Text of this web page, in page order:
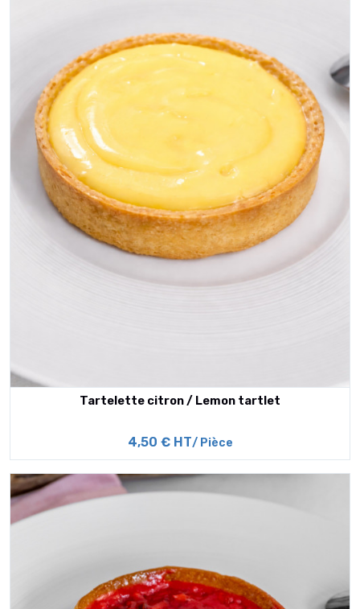
Tartelette citron / Lemon tartlet
4,50 € HT/ Pièce